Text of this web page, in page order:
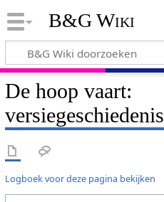
B&G Wiki
De hoop vaart:
versiegeschiedenis
Logboek voor deze pagina bekijken